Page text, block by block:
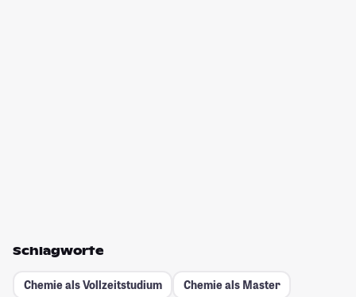
Schlagworte
Chemie als Vollzeitstudium
Chemie als Master